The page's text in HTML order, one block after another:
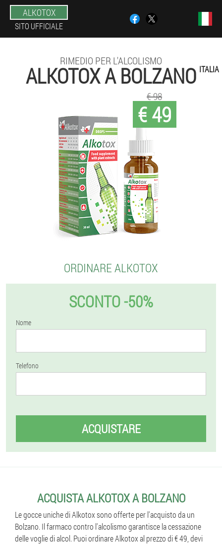
ALKOTOX
SITO UFFICIALE
RIMEDIO PER L'ALCOLISMO
ALKOTOX A BOLZANO ITALIA
€ 49
€ 98
ORDINARE ALKOTOX
SCONTO -50%
Nome
Telefono
ACQUISTARE
ACQUISTA ALKOTOX A BOLZANO
Le gocce uniche di Alkotox sono offerte per l'acquisto da un
Bolzano. Il farmaco contro l'alcolismo garantisce la cessazione
delle voglie di alcol. Puoi ordinare Alkotox al prezzo di € 49, devi